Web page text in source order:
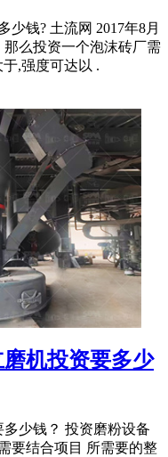
少钱? 土流网 2017年8月
么投资一个泡沫砖厂需
,强度可达以 .
机投资要多少
少钱？ 投资磨粉设备
要结合项目 所需要的整